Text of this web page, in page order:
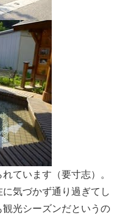
ています（要寸志）。
気づかず通り過ぎてし
光シーズンだというの